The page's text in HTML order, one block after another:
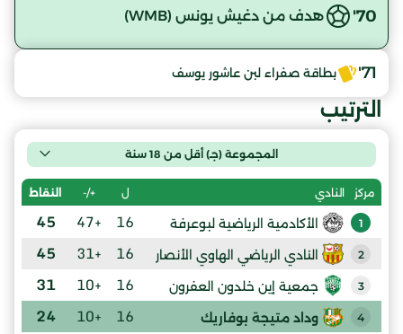
70' هدف من دغيش يونس (WMB)
71' بطاقة صفراء لبن عاشور يوسف
الترتيب
المجموعة (جـ) أقل من 18 سنة
مركز النادي ل +/- النقاط
1 الأكادمية الرياضية لبوعرفة 16
+47
45
2 النادي الرياضي الهاوي الأنصار 16
+31
45
3 جمعية إين خلدون العفرون 16
+10
31
4 وداد متيجة بوفاريك 16
+10
24